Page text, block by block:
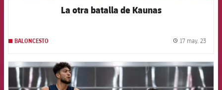
La otra batalla de Kaunas
BALONCESTO 17 may. 23
FCB Barcelona badge